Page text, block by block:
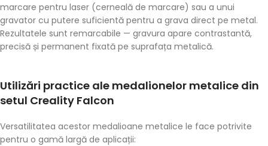
marcare pentru laser (cerneală de marcare) sau a unui
gravator cu putere suficientă pentru a grava direct pe metal.
Rezultatele sunt remarcabile — gravura apare contrastantă,
precisă și permanent fixată pe suprafața metalică.
Utilizări practice ale medalionelor metalice din
setul Creality Falcon
Versatilitatea acestor medalioane metalice le face potrivite
pentru o gamă largă de aplicații: